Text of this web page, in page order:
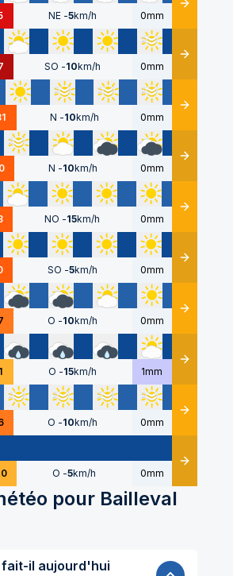
NE -5km/h 0mm Détails
SO -10km/h 0mm Détails
N -10km/h 0mm Détails
N -10km/h 0mm Détails
NO -15km/h 0mm Détails
SO -5km/h 0mm Détails
O -10km/h 0mm Détails
O -15km/h 1mm Détails
O -10km/h 0mm Détails
O -5km/h 0mm Détails
pour Bailleval
fait-il aujourd'hui